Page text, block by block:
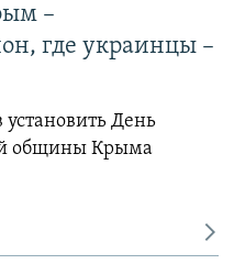
–
где украинцы –
установить День
общины Крыма